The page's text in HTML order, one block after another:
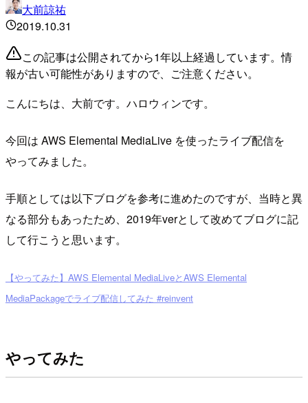
大前諒祐
2019.10.31
この記事は公開されてから1年以上経過しています。情
報が古い可能性がありますので、ご注意ください。
こんにちは、大前です。ハロウィンです。
今回は AWS Elemental MediaLive を使ったライブ配信を
やってみました。
手順としては以下ブログを参考に進めたのですが、当時と異
なる部分もあったため、2019年verとして改めてブログに記
して行こうと思います。
【やってみた】AWS Elemental MediaLiveとAWS Elemental
MediaPackageでライブ配信してみた #reinvent
やってみた